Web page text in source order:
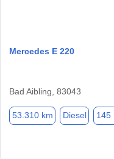
Mercedes E 220
Bad Aibling, 83043
53.310 km Diesel 145